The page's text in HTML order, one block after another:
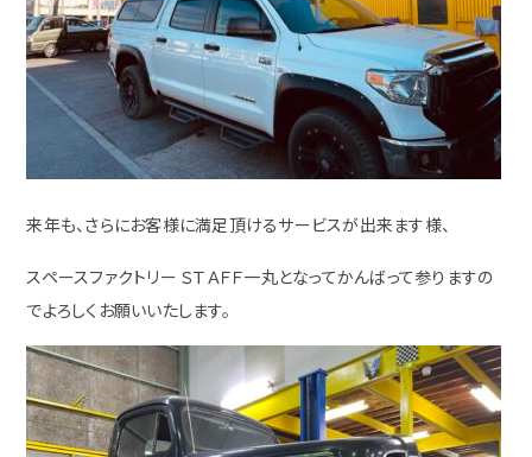
来年も、さらにお客様に満足頂けるサービスが出来ます様、
スペースファクトリー ＳＴＡＦＦ一丸となってかんばって参りますの
でよろしくお願いいたします。